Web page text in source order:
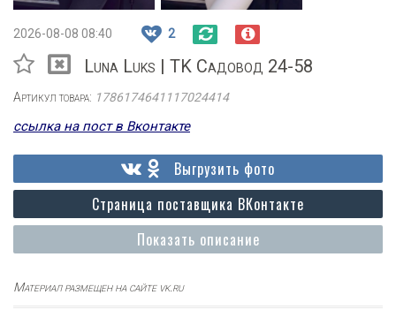
2026-08-08 08:40 2
Luna Luks | TK Садовод 24-58
Артикул товара: 1786174641117024414
ссылка на пост в Вконтакте
Показать описание
Страница поставщика ВКонтакте
Выгрузить фото
Материал размещен на сайте vk.ru